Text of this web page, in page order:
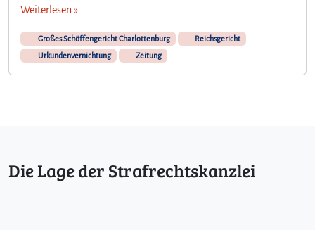
Weiterlesen »
Großes Schöffengericht Charlottenburg
Reichsgericht
Urkundenvernichtung
Zeitung
Die Lage der Strafrechtskanzlei